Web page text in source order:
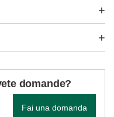
domande?
Fai una domanda